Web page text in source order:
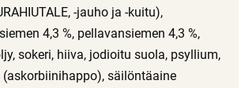
-jauho ja -kuitu),
4,3 %, pellavansiemen 4,3 %,
sokeri, hiiva, jodioitu suola, psyllium,
säilöntäaine